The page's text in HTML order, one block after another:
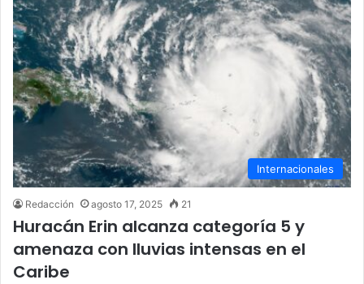
Internacionales
Redacción agosto 17, 2025 21
Huracán Erin alcanza categoría 5 y
amenaza con lluvias intensas en el
Caribe